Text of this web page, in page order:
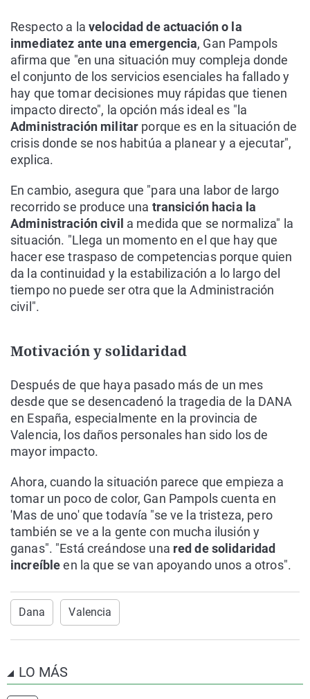
Respecto a la velocidad de actuación o la
inmediatez ante una emergencia, Gan Pampols
afirma que "en una situación muy compleja donde
el conjunto de los servicios esenciales ha fallado y
hay que tomar decisiones muy rápidas que tienen
impacto directo", la opción más ideal es "la
Administración militar porque es en la situación de
crisis donde se nos habitúa a planear y a ejecutar",
explica.
En cambio, asegura que "para una labor de largo
recorrido se produce una transición hacia la
Administración civil a medida que se normaliza" la
situación. "Llega un momento en el que hay que
hacer ese traspaso de competencias porque quien
da la continuidad y la estabilización a lo largo del
tiempo no puede ser otra que la Administración
civil".
Motivación y solidaridad
Después de que haya pasado más de un mes
desde que se desencadenó la tragedia de la DANA
en España, especialmente en la provincia de
Valencia, los daños personales han sido los de
mayor impacto.
Ahora, cuando la situación parece que empieza a
tomar un poco de color, Gan Pampols cuenta en
'Mas de uno' que todavía "se ve la tristeza, pero
también se ve a la gente con mucha ilusión y
ganas". "Está creándose una red de solidaridad
increíbleen la que se van apoyando unos a otros".
Dana Valencia
LO MÁS